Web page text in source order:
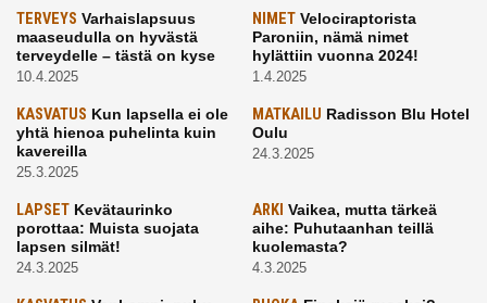
TERVEYS Varhaislapsuus
maaseudulla on hyvästä
terveydelle – tästä on kyse
10.4.2025
NIMETVelociraptorista
Paroniin, nämä nimet
hylättiin vuonna 2024!
1.4.2025
KASVATUS Kun lapsella ei ole
yhtä hienoa puhelinta kuin
kavereilla
25.3.2025
MATKAILU Radisson Blu Hotel
Oulu
24.3.2025
LAPSET Kevätaurinko
porottaa: Muista suojata
lapsen silmät!
24.3.2025
ARKI Vaikea, mutta tärkeä
aihe: Puhutaanhan teillä
kuolemasta?
4.3.2025